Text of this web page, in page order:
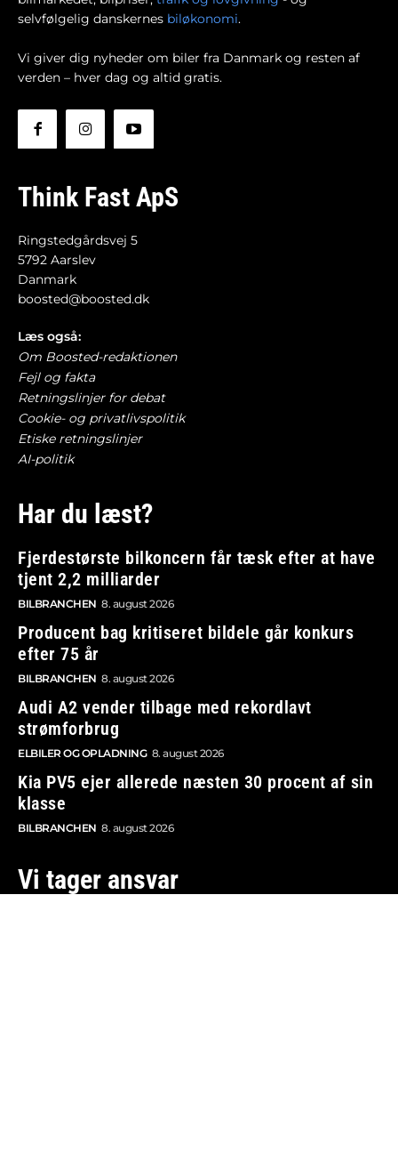
selvfølgelig danskernes biløkonomi.
Vi giver dig nyheder om biler fra Danmark og resten af
verden – hver dag og altid gratis.
Think Fast ApS
Ringstedgårdsvej 5
5792 Aarslev
Danmark
boosted@boosted.dk
Læs også:
Om Boosted-redaktionen
Fejl og fakta
Retningslinjer for debat
Cookie- og privatlivspolitik
Etiske retningslinjer
AI-politik
Har du læst?
Fjerdestørste bilkoncern får tæsk efter at have
tjent 2,2 milliarder
BILBRANCHEN 8. august 2026
Producent bag kritiseret bildele går konkurs
efter 75 år
BILBRANCHEN 8. august 2026
Audi A2 vender tilbage med rekordlavt
strømforbrug
ELBILER OG OPLADNING 8. august 2026
Kia PV5 ejer allerede næsten 30 procent af sin
klasse
BILBRANCHEN 8. august 2026
Vi tager ansvar